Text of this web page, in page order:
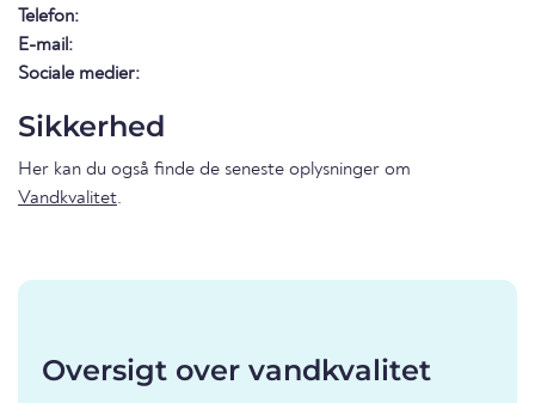
Telefon:
E-mail:
Sociale medier:
Sikkerhed
Her kan du også finde de seneste oplysninger om
Vandkvalitet.
Oversigt over vandkvalitet